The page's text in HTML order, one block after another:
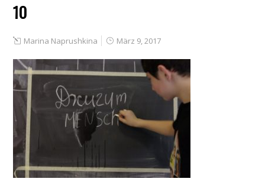
10
Marina Naprushkina März 9, 2017